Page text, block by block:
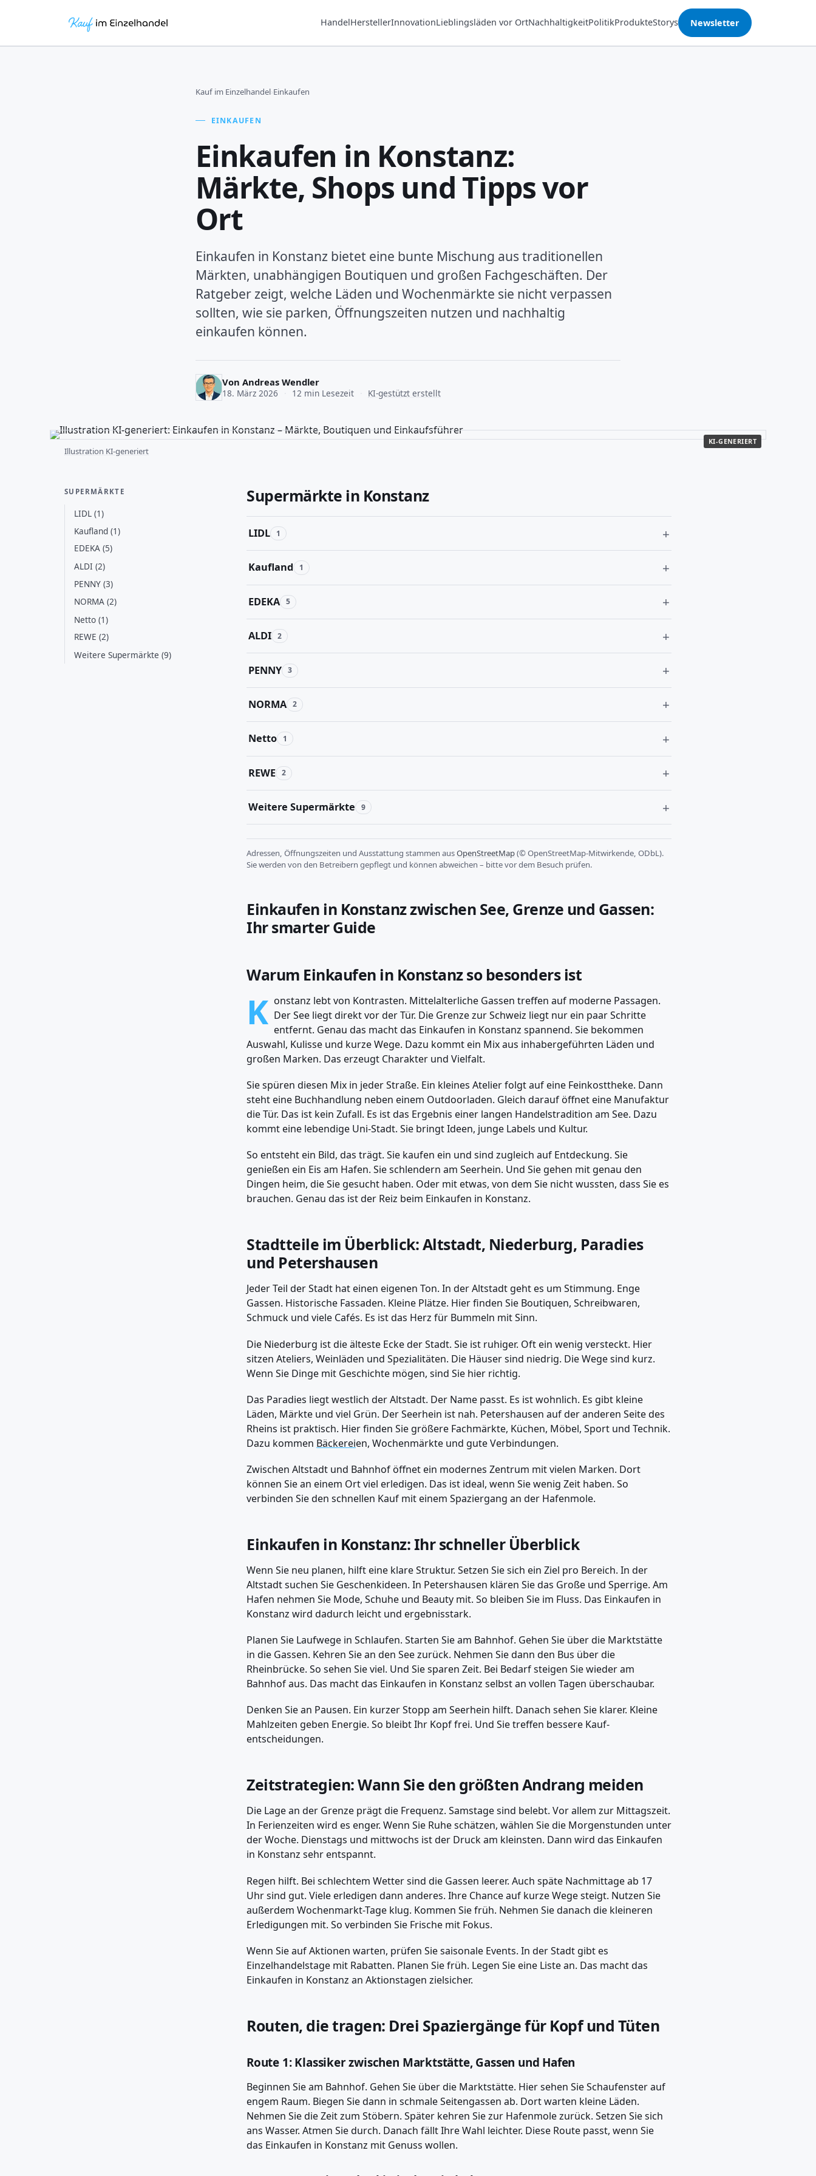
HandelHerstellerInnovationLieblingsläden vor OrtNachhaltigkeitPolitikProdukteStorys Newsletter
Kauf im Einzelhandel›Einkaufen
EINKAUFEN
Einkaufen in Konstanz:
Märkte, Shops und Tipps vor
Ort
Einkaufen in Konstanz bietet eine bunte Mischung aus traditionellen
Märkten, unabhängigen Boutiquen und großen Fachgeschäften. Der
Ratgeber zeigt, welche Läden und Wochenmärkte sie nicht verpassen
sollten, wie sie parken, Öffnungszeiten nutzen und nachhaltig
einkaufen können.
Von Andreas Wendler
18. März 2026 12 min Lesezeit KI-gestützt erstellt
KI-GENERIERT
Illustration KI-generiert
SUPERMÄRKTE
LIDL (1)
Kaufland (1)
EDEKA (5)
ALDI (2)
PENNY (3)
NORMA (2)
Netto (1)
REWE (2)
Weitere Supermärkte (9)
Supermärkte in Konstanz
LIDL 1
Kaufland 1
EDEKA 5
ALDI 2
PENNY 3
NORMA 2
Netto 1
REWE 2
Weitere Supermärkte 9
Adressen, Öffnungszeiten und Ausstattung stammen ausOpenStreetMap(© OpenStreetMap-Mitwirkende, ODbL).
Sie werden von den Betreibern gepflegt und können abweichen – bitte vor dem Besuch prüfen.
Einkaufen in Konstanz zwischen See, Grenze und Gassen:
Ihr smarter Guide
Warum Einkaufen in Konstanz so besonders ist
K onstanz lebt von Kontrasten. Mittelalterliche Gassen treffen auf moderne Passagen.
Der See liegt direkt vor der Tür. Die Grenze zur Schweiz liegt nur ein paar Schritte
entfernt. Genau das macht das Einkaufen in Konstanz spannend. Sie bekommen
Auswahl, Kulisse und kurze Wege. Dazu kommt ein Mix aus inhaber­geführten Läden und
großen Marken. Das erzeugt Charakter und Vielfalt.
Sie spüren diesen Mix in jeder Straße. Ein kleines Atelier folgt auf eine Feinkosttheke. Dann
steht eine Buchhandlung neben einem Outdoor­laden. Gleich darauf öffnet eine Manufaktur
die Tür. Das ist kein Zufall. Es ist das Ergebnis einer langen Handels­tradition am See. Dazu
kommt eine lebendige Uni-Stadt. Sie bringt Ideen, junge Labels und Kultur.
So entsteht ein Bild, das trägt. Sie kaufen ein und sind zugleich auf Entdeckung. Sie
genießen ein Eis am Hafen. Sie schlendern am Seerhein. Und Sie gehen mit genau den
Dingen heim, die Sie gesucht haben. Oder mit etwas, von dem Sie nicht wussten, dass Sie es
brauchen. Genau das ist der Reiz beim Einkaufen in Konstanz.
Stadtteile im Überblick: Altstadt, Niederburg, Paradies
und Petershausen
Jeder Teil der Stadt hat einen eigenen Ton. In der Altstadt geht es um Stimmung. Enge
Gassen. Historische Fassaden. Kleine Plätze. Hier finden Sie Boutiquen, Schreibwaren,
Schmuck und viele Cafés. Es ist das Herz für Bummeln mit Sinn.
Die Niederburg ist die älteste Ecke der Stadt. Sie ist ruhiger. Oft ein wenig versteckt. Hier
sitzen Ateliers, Weinläden und Spezialitäten. Die Häuser sind niedrig. Die Wege sind kurz.
Wenn Sie Dinge mit Geschichte mögen, sind Sie hier richtig.
Das Paradies liegt westlich der Altstadt. Der Name passt. Es ist wohnlich. Es gibt kleine
Läden, Märkte und viel Grün. Der Seerhein ist nah. Petershausen auf der anderen Seite des
Rheins ist praktisch. Hier finden Sie größere Fachmärkte, Küchen, Möbel, Sport und Technik.
Dazu kommen Bäckereien, Wochenmärkte und gute Verbindungen.
Zwischen Altstadt und Bahnhof öffnet ein modernes Zentrum mit vielen Marken. Dort
können Sie an einem Ort viel erledigen. Das ist ideal, wenn Sie wenig Zeit haben. So
verbinden Sie den schnellen Kauf mit einem Spaziergang an der Hafen­mole.
Einkaufen in Konstanz: Ihr schneller Überblick
Wenn Sie neu planen, hilft eine klare Struktur. Setzen Sie sich ein Ziel pro Bereich. In der
Altstadt suchen Sie Geschenk­ideen. In Petershausen klären Sie das Große und Sperrige. Am
Hafen nehmen Sie Mode, Schuhe und Beauty mit. So bleiben Sie im Fluss. Das Einkaufen in
Konstanz wird dadurch leicht und ergebnis­stark.
Planen Sie Laufwege in Schlaufen. Starten Sie am Bahnhof. Gehen Sie über die Marktstätte
in die Gassen. Kehren Sie an den See zurück. Nehmen Sie dann den Bus über die
Rheinbrücke. So sehen Sie viel. Und Sie sparen Zeit. Bei Bedarf steigen Sie wieder am
Bahnhof aus. Das macht das Einkaufen in Konstanz selbst an vollen Tagen überschaubar.
Denken Sie an Pausen. Ein kurzer Stopp am Seerhein hilft. Danach sehen Sie klarer. Kleine
Mahlzeiten geben Energie. So bleibt Ihr Kopf frei. Und Sie treffen bessere Kauf­
entscheidungen.
Zeitstrategien: Wann Sie den größten Andrang meiden
Die Lage an der Grenze prägt die Frequenz. Samstage sind belebt. Vor allem zur Mittagszeit.
In Ferienzeiten wird es enger. Wenn Sie Ruhe schätzen, wählen Sie die Morgenstunden unter
der Woche. Dienstags und mittwochs ist der Druck am kleinsten. Dann wird das Einkaufen
in Konstanz sehr entspannt.
Regen hilft. Bei schlechtem Wetter sind die Gassen leerer. Auch späte Nachmittage ab 17
Uhr sind gut. Viele erledigen dann anderes. Ihre Chance auf kurze Wege steigt. Nutzen Sie
außerdem Wochenmarkt-Tage klug. Kommen Sie früh. Nehmen Sie danach die kleineren
Erledigungen mit. So verbinden Sie Frische mit Fokus.
Wenn Sie auf Aktionen warten, prüfen Sie saisonale Events. In der Stadt gibt es
Einzelhandels­tage mit Rabatten. Planen Sie früh. Legen Sie eine Liste an. Das macht das
Einkaufen in Konstanz an Aktionstagen ziel­sicher.
Routen, die tragen: Drei Spaziergänge für Kopf und Tüten
Route 1: Klassiker zwischen Marktstätte, Gassen und Hafen
Beginnen Sie am Bahnhof. Gehen Sie über die Marktstätte. Hier sehen Sie Schaufenster auf
engem Raum. Biegen Sie dann in schmale Seiten­gassen ab. Dort warten kleine Läden.
Nehmen Sie die Zeit zum Stöbern. Später kehren Sie zur Hafenmole zurück. Setzen Sie sich
ans Wasser. Atmen Sie durch. Danach fällt Ihre Wahl leichter. Diese Route passt, wenn Sie
das Einkaufen in Konstanz mit Genuss wollen.